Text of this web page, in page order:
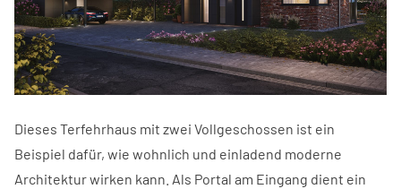
Dieses Terfehrhaus mit zwei Vollgeschossen ist ein
Beispiel dafür, wie wohnlich und einladend moderne
Architektur wirken kann. Als Portal am Eingang dient ein